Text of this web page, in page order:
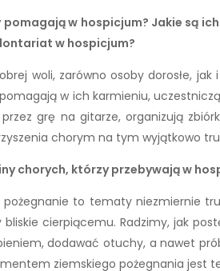
w hospicjum? Jakie są
w hospicjum?
woli, zarówno osoby dorosłe,
w ich karmieniu,
grę na gitarze, organizują
chorym na tym wyjątkowo
chorych, którzy przebywają w
pożegnanie to tematy niezmiernie
cierpiącemu. Radzimy, jak
dodawać otuchy, a nawet
ziemskiego pożegnania jest